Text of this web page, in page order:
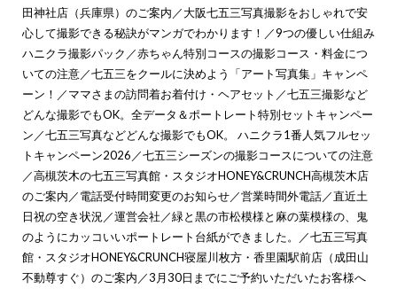
田神社店（兵庫県）のご案内 ／大阪七五三写真撮影をおしゃれで安
心して撮影できる秘訣がマンガでわかります！ ／9つの優しい仕組み
ハニクラ撮影パック ／赤ちゃん特別コースの撮影コース・料金につ
いての注意／七五三をクールに決めよう「アート写真集」キャンペ
ーン！ ／ママさまの訪問着お着付け・ヘアセット ／七五三撮影など
どんな撮影でもOK。全データ＆ポートレート特別セットキャンペー
ン ／七五三写真などどんな撮影でもOK。 ハニクラ1番人気フルセッ
トキャンペーン2026 ／七五三シーズンの撮影コースについての注意
／高槻茨木の七五三写真館・スタジオHONEY&CRUNCH高槻茨木店
のご案内 ／電話受付時間変更のお知らせ／営業時間外電話／直近土
日祝の空き状況 ／運営会社 ／緑と黒の市松模様と麻の葉模様の、鬼
のようにカッコいいポートレート台紙ができました。
／七五三写真
館・スタジオHONEY&CRUNCH寝屋川枚方・香里園駅前店（成田山
不動尊すぐ）のご案内 ／3月30日までにご予約いただいたお客様へ